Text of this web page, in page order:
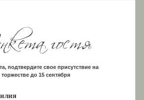
подтвердите свое присутствие на
торжестве до 15 сентября